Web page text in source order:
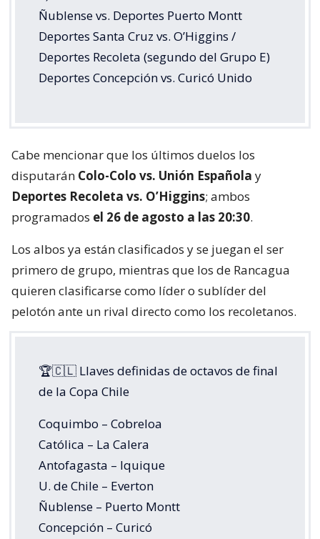
Ñublense vs. Deportes Puerto Montt
Deportes Santa Cruz vs. O’Higgins /
Deportes Recoleta (segundo del Grupo E)
Deportes Concepción vs. Curicó Unido
Cabe mencionar que los últimos duelos los
disputarán Colo-Colo vs. Unión Española y
Deportes Recoleta vs. O’Higgins; ambos
programados el 26 de agosto a las 20:30.
Los albos ya están clasificados y se juegan el ser
primero de grupo, mientras que los de Rancagua
quieren clasificarse como líder o sublíder del
pelotón ante un rival directo como los recoletanos.
🏆🇨🇱 Llaves definidas de octavos de final
de la Copa Chile
Coquimbo – Cobreloa
Católica – La Calera
Antofagasta – Iquique
U. de Chile – Everton
Ñublense – Puerto Montt
Concepción – Curicó